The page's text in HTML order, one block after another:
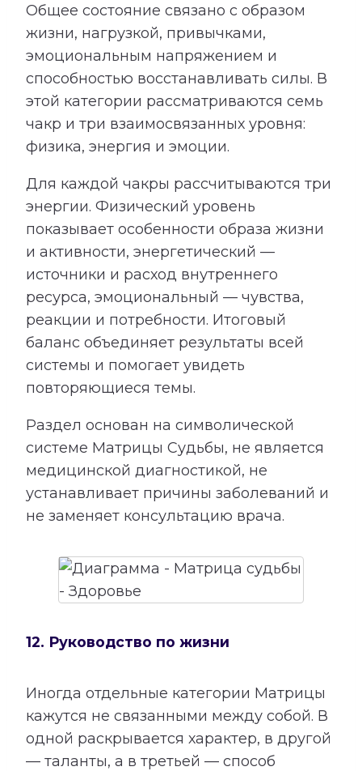
Общее состояние связано с образом
жизни, нагрузкой, привычками,
эмоциональным напряжением и
способностью восстанавливать силы. В
этой категории рассматриваются семь
чакр и три взаимосвязанных уровня:
физика, энергия и эмоции.
Для каждой чакры рассчитываются три
энергии. Физический уровень
показывает особенности образа жизни
и активности, энергетический —
источники и расход внутреннего
ресурса, эмоциональный — чувства,
реакции и потребности. Итоговый
баланс объединяет результаты всей
системы и помогает увидеть
повторяющиеся темы.
Раздел основан на символической
системе Матрицы Судьбы, не является
медицинской диагностикой, не
устанавливает причины заболеваний и
не заменяет консультацию врача.
12. Руководство по жизни
Иногда отдельные категории Матрицы
кажутся не связанными между собой. В
одной раскрывается характер, в другой
— таланты, а в третьей — способ